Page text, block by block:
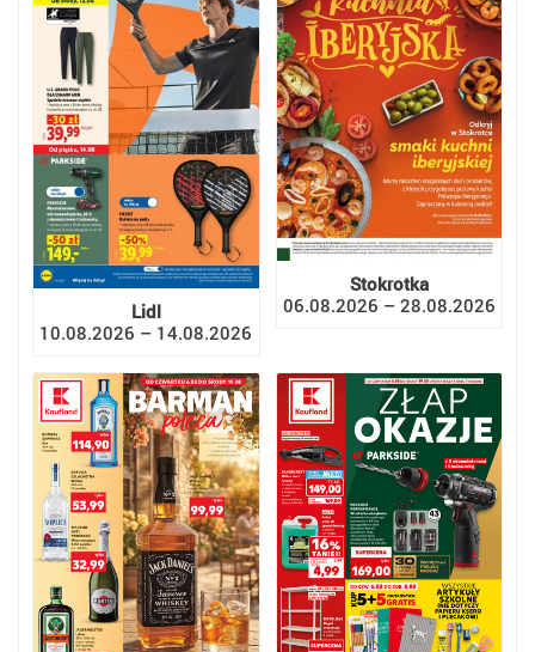
Lidl
10.08.2026 – 14.08.2026
Stokrotka
06.08.2026 – 28.08.2026